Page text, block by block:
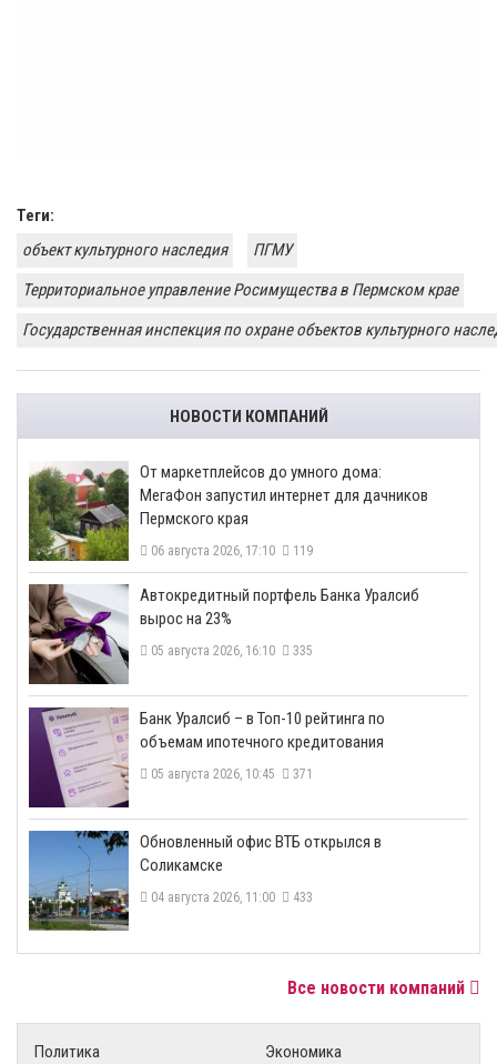
Теги:
объект культурного наследия
ПГМУ
Территориальное управление Росимущества в Пермском крае
Государственная инспекция по охране объектов культурного
НОВОСТИ КОМПАНИЙ
От маркетплейсов до умного дома:
МегаФон запустил интернет для дачников
Пермского края
06 августа 2026, 17:10 119
​Автокредитный портфель Банка Уралсиб
вырос на 23%
05 августа 2026, 16:10 335
​Банк Уралсиб – в Топ-10 рейтинга по
объемам ипотечного кредитования
05 августа 2026, 10:45 371
​Обновленный офис ВТБ открылся в
Соликамске
04 августа 2026, 11:00 433
Все новости компаний
Политика
Экономика